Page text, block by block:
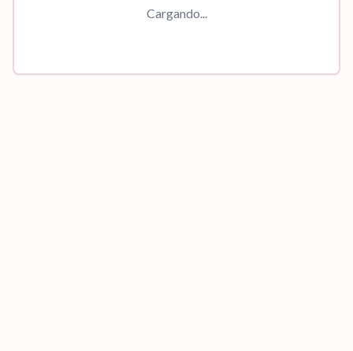
Cargando...